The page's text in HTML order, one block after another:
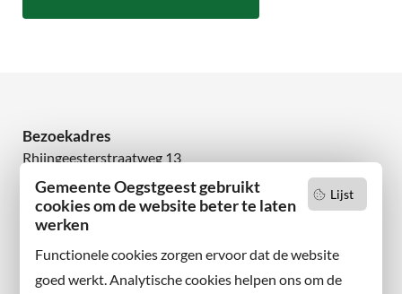
Lijst
Gemeente Oegstgeest gebruikt
cookies om de website beter te laten
werken
Functionele cookies zorgen ervoor dat de website
goed werkt. Analytische cookies helpen ons om de
Bezoekadres
Rhijngeesterstraatweg 13
2342 AN Oegstgeest
Wilt u niets missen?
en volg ons ook op sociale media.